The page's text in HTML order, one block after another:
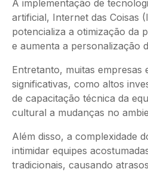
A implementação de
artificial, Internet das Coisas
potencializa a otimização da
e aumenta a personalização
Entretanto, muitas empresas
significativas, como altos
de capacitação técnica da
cultural a mudanças no
Além disso, a complexidade
intimidar equipes
tradicionais, causando